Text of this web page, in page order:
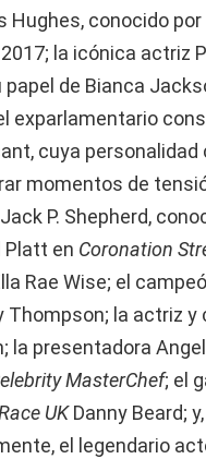
Hughes, conocido
la icónica actriz
de Bianca
exparlamentario
cuya
momentos de
P. Shepherd,
Platt en Coronation
Rae Wise; el
Thompson; la actriz y
la presentadora
MasterChef; el
UKDanny Beard; y,
el legendario